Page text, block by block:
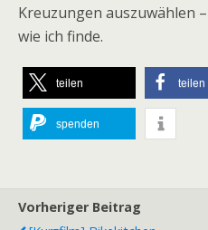
Kreuzungen auszuwählen
wie ich finde.
teilen teilen
spenden
Vorheriger Beitrag